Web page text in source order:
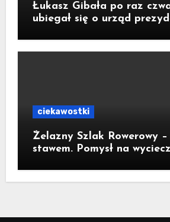
Łukasz Gibała po raz
ubiegał się o urząd
ciekawostki
Żelazny Szlak Rowerowy
stawem. Pomysł na